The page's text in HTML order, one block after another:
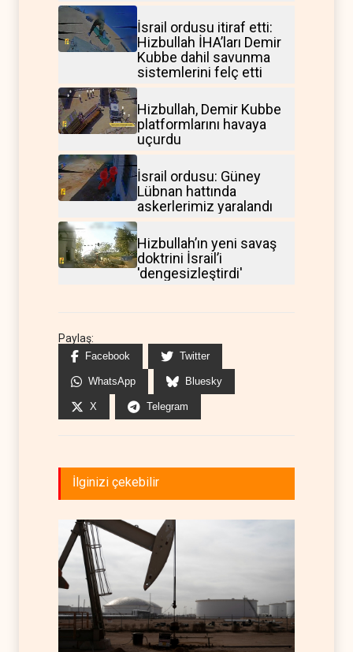
İsrail ordusu itiraf etti:
Hizbullah İHA’ları Demir
Kubbe dahil savunma
sistemlerini felç etti
Hizbullah, Demir Kubbe
platformlarını havaya
uçurdu
İsrail ordusu: Güney
Lübnan hattında
askerlerimiz yaralandı
Hizbullah’ın yeni savaş
doktrini İsrail’i
'dengesizleştirdi'
Paylaş:
Facebook Twitter
WhatsApp Bluesky
X Telegram
İlginizi çekebilir